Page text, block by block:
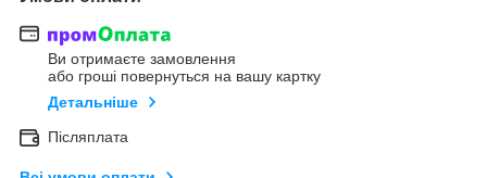
Ви отримаєте замовлення
або гроші повернуться на вашу картку
Детальніше
Післяплата